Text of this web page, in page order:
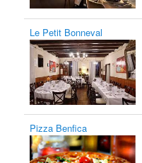
Le Petit Bonneval
Pizza Benfica